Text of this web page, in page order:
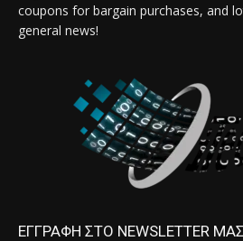
coupons for bargain purchases, and
general news!
ΕΓΓΡΑΦΗ ΣΤΟ NEWSLETTER ΜΑΣ